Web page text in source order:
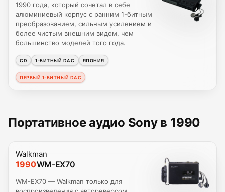
1990 года, который сочетал в себе
алюминиевый корпус с ранним 1-битным
преобразованием, сильным усилением и
более чистым внешним видом, чем
большинство моделей того года.
CD 1-БИТНЫЙ DAC ЯПОНИЯ
ПЕРВЫЙ 1-БИТНЫЙ DAC
Портативное аудио Sony в 1990
Walkman
1990WM-EX70
WM-EX70 — Walkman только для